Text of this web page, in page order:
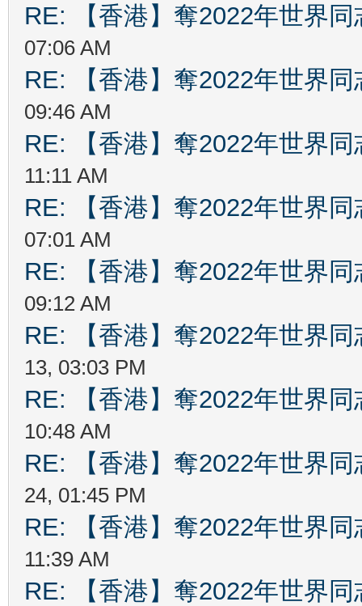
RE: 【香港】奪2022年世界
07:06 AM
RE: 【香港】奪2022年世界
09:46 AM
RE: 【香港】奪2022年世界
11:11 AM
RE: 【香港】奪2022年世界
07:01 AM
RE: 【香港】奪2022年世界
09:12 AM
RE: 【香港】奪2022年世界
13, 03:03 PM
RE: 【香港】奪2022年世界
10:48 AM
RE: 【香港】奪2022年世界
24, 01:45 PM
RE: 【香港】奪2022年世界
11:39 AM
RE: 【香港】奪2022年世界